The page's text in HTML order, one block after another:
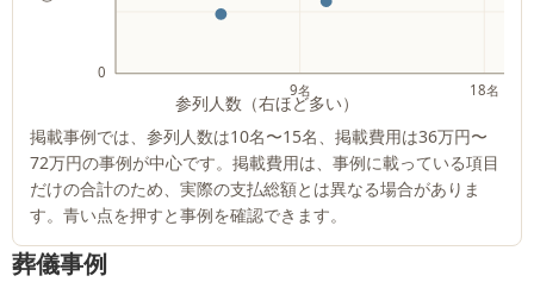
参列人数（右ほど多い）
9名 18名
0
掲載事例では、参列人数は10名〜15名、掲載費用は36万円〜
72万円の事例が中心です。掲載費用は、事例に載っている項目
だけの合計のため、実際の支払総額とは異なる場合がありま
す。青い点を押すと事例を確認できます。
葬儀事例